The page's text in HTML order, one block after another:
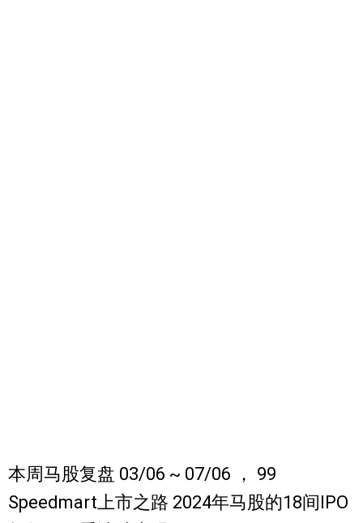
本周马股复盘 03/06 ~ 07/06 ， 99
Speedmart上市之路 2024年马股的18间IPO